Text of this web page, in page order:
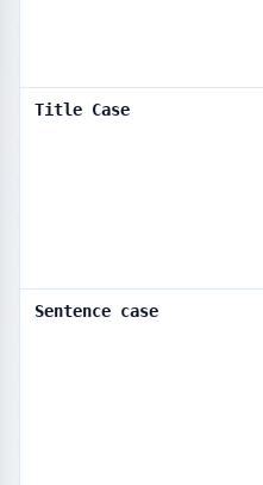
Title Case
Sentence case